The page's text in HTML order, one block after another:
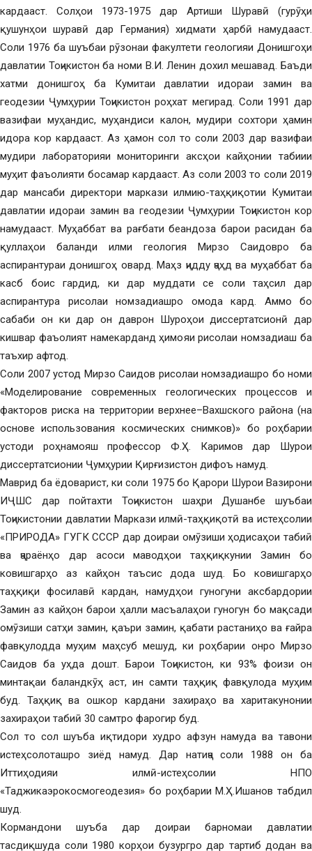
кардааст. Солҳои 1973-1975 дар Артиши Шуравӣ (гурӯҳи
қушунҳои шуравӣ дар Германия) хидмати ҳарбӣ намудааст.
Соли 1976 ба шуъбаи рӯзонаи факултети геологияи Донишгоҳи
давлатии Тоҷикистон ба номи В.И. Ленин дохил мешавад. Баъди
хатми донишгоҳ ба Кумитаи давлатии идораи замин ва
геодезии Ҷумҳурии Тоҷикистон роҳхат мегирад. Соли 1991 дар
вазифаи муҳандис, муҳандиси калон, мудири сохтори ҳамин
идора кор кардааст. Аз ҳамон сол то соли 2003 дар вазифаи
мудири лабораторияи мониторинги аксҳои кайҳонии табиии
муҳит фаъолияти босамар кардааст. Аз соли 2003 то соли 2019
дар мансаби директори маркази илмию-таҳқиқотии Кумитаи
давлатии идораи замин ва геодезии Ҷумҳурии Тоҷикистон кор
намудааст. Муҳаббат ва рағбати беандоза барои расидан ба
қуллаҳои баланди илми геология Мирзо Саидовро ба
аспирантураи донишгоҳ овард. Маҳз ҷидду ҷаҳд ва муҳаббат ба
касб боис гардид, ки дар муддати се соли таҳсил дар
аспирантура рисолаи номзадиашро омода кард. Аммо бо
сабаби он ки дар он даврон Шуроҳои диссертатсионӣ дар
кишвар фаъолият намекарданд ҳимояи рисолаи номзадиаш ба
таъхир афтод.
Соли 2007 устод Мирзо Саидов рисолаи номзадиашро бо номи
«Моделирование современных геологических процессов и
факторов риска на территории верхнее–Вахшского района (на
основе использования космических снимков)» бо роҳбарии
устоди роҳнамояш профессор Ф.Ҳ. Каримов дар Шурои
диссертатсионии Ҷумҳурии Қирғизистон дифоъ намуд.
Маврид ба ёдоварист, ки соли 1975 бо Қарори Шурои Вазирони
ИҶШС дар пойтахти Тоҷикистон шаҳри Душанбе шуъбаи
Тоҷикистонии давлатии Маркази илмӣ-таҳқиқотӣ ва истеҳсолии
«ПРИРОДА» ГУГК СССР дар доираи омӯзиши ҳодисаҳои табиӣ
ва ҷараёнҳо дар асоси маводҳои таҳқиқкунии Замин бо
ковишгарҳо аз кайҳон таъсис дода шуд. Бо ковишгарҳо
таҳқиқи фосилавӣ кардан, намудҳои гуногуни аксбардории
Замин аз кайҳон барои ҳалли масъалаҳои гуногун бо мақсади
омӯзиши сатҳи замин, қаъри замин, қабати растаниҳо ва ғайра
фавқулодда муҳим маҳсуб мешуд, ки роҳбарии онро Мирзо
Саидов ба уҳда дошт. Барои Тоҷикистон, ки 93% фоизи он
минтақаи баландкӯҳ аст, ин самти таҳқиқ фавқулода муҳим
буд. Таҳқиқ ва ошкор кардани захираҳо ва харитакунонии
захираҳои табиӣ 30 самтро фарогир буд.
Сол то сол шуъба иқтидори худро афзун намуда ва тавони
истеҳсолоташро зиёд намуд. Дар натиҷа соли 1988 он ба
Иттиҳодияи илмӣ-истеҳсолии НПО
«Таджикаэрокосмогеодезия» бо роҳбарии М.Ҳ.Ишанов табдил
шуд.
Кормандони шуъба дар доираи барномаи давлатии
тасдиқшуда соли 1980 корҳои бузургро дар тартиб додан ва